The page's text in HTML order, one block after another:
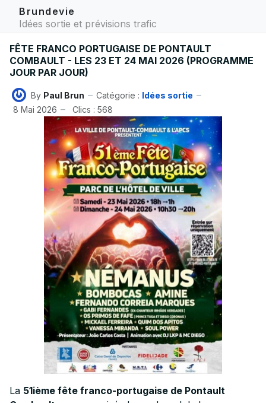
Brundevie
Idées sortie et prévisions trafic
FÊTE FRANCO PORTUGAISE DE PONTAULT
COMBAULT - LES 23 ET 24 MAI 2026 (PROGRAMME
JOUR PAR JOUR)
By Paul Brun Catégorie : Idées sortie
8 Mai 2026
Clics : 568
La 51ième fête franco-portugaise de Pontault